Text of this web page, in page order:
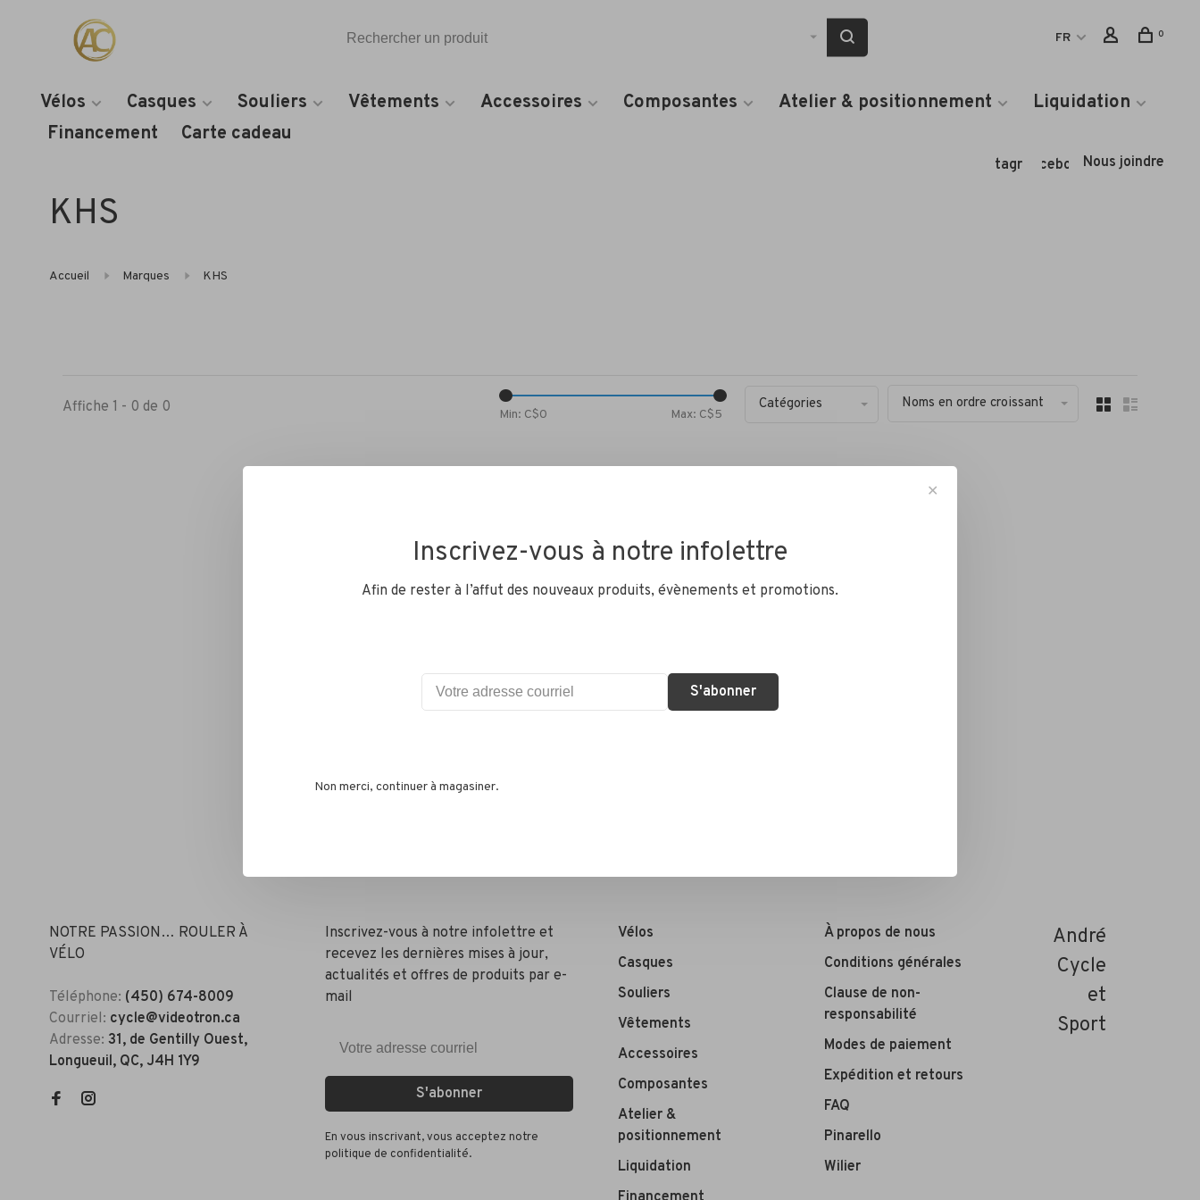
FR 0
Vélos Casques Souliers Vêtements Accessoires Composantes Atelier & positionnement
Liquidation
Financement
Carte cadeau
InstagramFacebookNous joindre
KHS
Accueil Marques KHS
Affiche 1 - 0 de 0 Min: C$0 Max: C$5
Catégories Noms en ordre croissant
Aucun produit n'a été trouvé...
NOTRE PASSION… ROULER À
VÉLO
Téléphone: (450) 674-8009
Courriel: cycle@videotron.ca
Adresse: 31, de Gentilly Ouest,
Longueuil, QC, J4H 1Y9
Inscrivez-vous à notre infolettre et
recevez les dernières mises à jour,
actualités et offres de produits par e-
mail
S'abonner
En vous inscrivant, vous acceptez notre
politique de confidentialité.
Vélos
Casques
Souliers
Vêtements
Accessoires
Composantes
Atelier &
positionnement
Liquidation
À propos de nous
Conditions générales
Clause de non-
responsabilité
Modes de paiement
Expédition et retours
FAQ
Pinarello
Wilier
André
Cycle
et
Sport
✕
Inscrivez-vous à notre infolettre
Afin de rester à l’affut des nouveaux produits, évènements et promotions.
S'abonner
Non merci, continuer à magasiner.